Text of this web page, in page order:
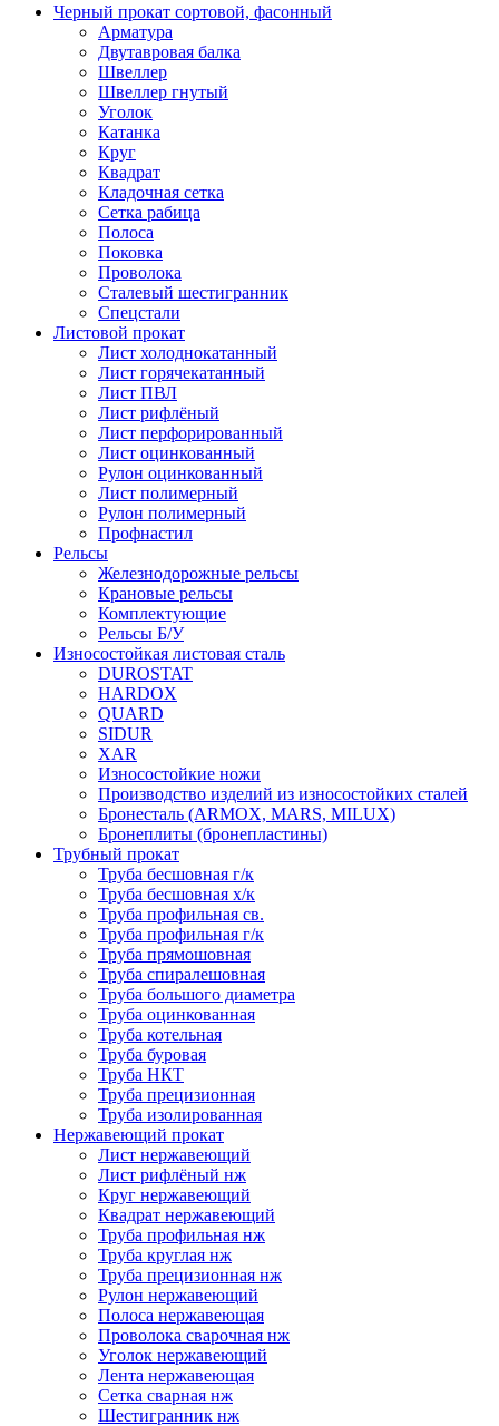
Черный прокат сортовой, фасонный
Арматура
Двутавровая балка
Швеллер
Швеллер гнутый
Уголок
Катанка
Круг
Квадрат
Кладочная сетка
Сетка рабица
Полоса
Поковка
Проволока
Сталевый шестигранник
Спецстали
Листовой прокат
Лист холоднокатанный
Лист горячекатанный
Лист ПВЛ
Лист рифлёный
Лист перфорированный
Лист оцинкованный
Рулон оцинкованный
Лист полимерный
Рулон полимерный
Профнастил
Рельсы
Железнодорожные рельсы
Крановые рельсы
Комплектующие
Рельсы Б/У
Износостойкая листовая сталь
DUROSTAT
HARDOX
QUARD
SIDUR
XAR
Износостойкие ножи
Производство изделий из износостойких сталей
Бронесталь (ARMOX, MARS, MILUX)
Бронеплиты (бронепластины)
Трубный прокат
Труба бесшовная г/к
Труба бесшовная х/к
Труба профильная св.
Труба профильная г/к
Труба прямошовная
Труба спиралешовная
Труба большого диаметра
Труба оцинкованная
Труба котельная
Труба буровая
Труба НКТ
Труба прецизионная
Труба изолированная
Нержавеющий прокат
Лист нержавеющий
Лист рифлёный нж
Круг нержавеющий
Квадрат нержавеющий
Труба профильная нж
Труба круглая нж
Труба прецизионная нж
Рулон нержавеющий
Полоса нержавеющая
Проволока сварочная нж
Уголок нержавеющий
Лента нержавеющая
Сетка сварная нж
Шестигранник нж